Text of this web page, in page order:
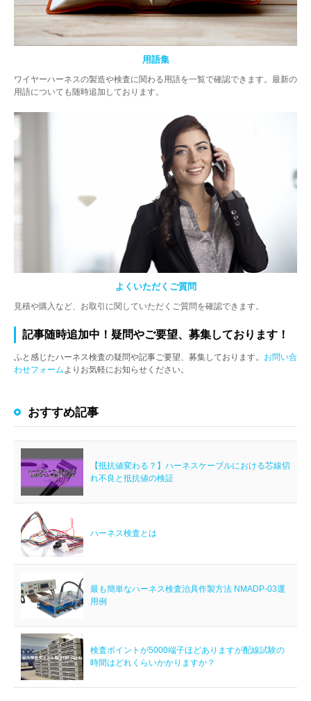
用語集
ワイヤーハーネスの製造や検査に関わる用語を一覧で確認できます。最新の
用語についても随時追加しております。
よくいただくご質問
見積や購入など、お取引に関していただくご質問を確認できます。
記事随時追加中！疑問やご要望、募集しております！
ふと感じたハーネス検査の疑問や記事ご要望、募集しております。 お問い合
わせフォームよりお気軽にお知らせください。
おすすめ記事
【抵抗値変わる？】ハーネスケーブルにおける芯線切
れ不良と抵抗値の検証
ハーネス検査とは
最も簡単なハーネス検査治具作製方法 NMADP-03運
用例
検査ポイントが5000端子ほどありますが配線試験の
時間はどれくらいかかりますか？